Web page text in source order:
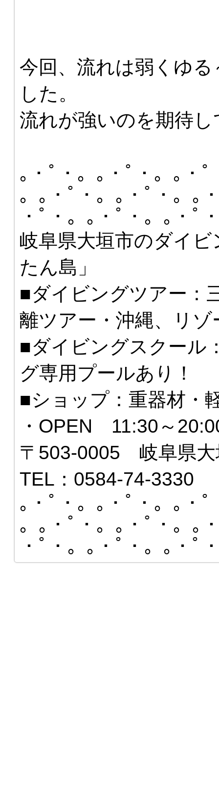
今回、流れは弱くゆ
した。
流れが強いのを期待
｡・ﾟ・。｡・ﾟ・。｡・
。｡・ﾟ・。｡・ﾟ・。｡
・ﾟ・。｡・ﾟ・。｡・ﾟ
岐阜県大垣市のダイ
たん島」
■ダイビングツアー：
離ツアー・沖縄、リ
■ダイビングスクール
グ専用プールあり！
■ショップ：重器材・
・OPEN 11:30～
〒503-0005 岐阜県大
TEL：0584-74-3330
｡・ﾟ・。｡・ﾟ・。｡・
。｡・ﾟ・。｡・ﾟ・。｡
・ﾟ・。｡・ﾟ・。｡・ﾟ